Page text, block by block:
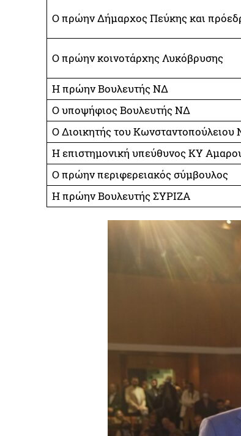
Ο πρώην Δήμαρχος Πεύκης και
Ο πρώην κοινοτάρχης Λυκόβρυσης
Η πρώην Βουλευτής ΝΔ
Ο υποψήφιος Βουλευτής ΝΔ
Ο Διοικητής του Κωνσταντοπούλειου
Η επιστημονική υπεύθυνος ΚΥ
Ο πρώην περιφερειακός σύμβουλος
Η πρώην Βουλευτής ΣΥΡΙΖΑ